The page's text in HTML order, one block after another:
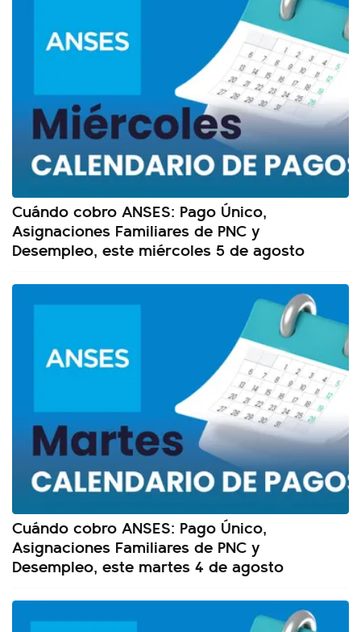
Cuándo cobro ANSES: Pago Único,
Asignaciones Familiares de PNC y
Desempleo, este miércoles 5 de agosto
Cuándo cobro ANSES: Pago Único,
Asignaciones Familiares de PNC y
Desempleo, este martes 4 de agosto